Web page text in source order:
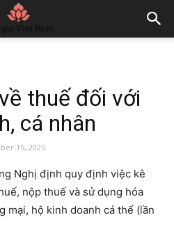
thuế đối với
cá nhân
15, 2025
Nghị định quy định việc kê
nộp thuế và sử dụng hóa
mại, hộ kinh doanh cá thể (lần